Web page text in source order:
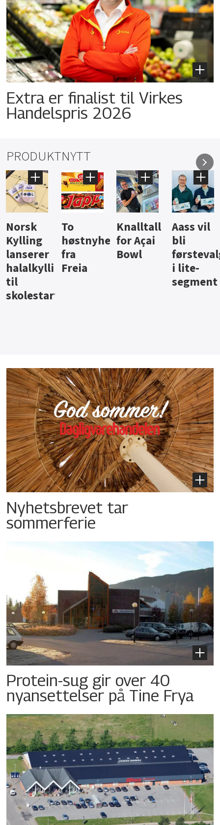
Extra er finalist til Virkes
Handelspris 2026
PRODUKTNYTT
Knalltall
for Açai
Bowl
Aass vil
bli
førstevalg
i lite-
Brus og
jus fra
Berentsen
Hard
iste fra
Hansa
Nyhetsbrevet tar
sommerferie
Protein-sug gir over 40
nyansettelser på Tine Frya